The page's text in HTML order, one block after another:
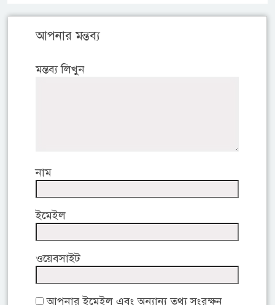
আপনার মন্তব্য
মন্তব্য লিখুন
নাম
ইমেইল
ওয়েবসাইট
আপনার ইমেইল এবং অন্যান্য তথ্য সংরক্ষন